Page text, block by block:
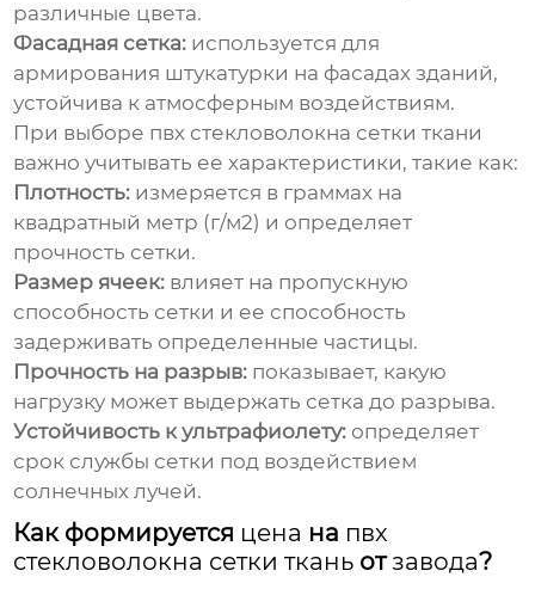
различные цвета.
Фасадная сетка: используется для
армирования штукатурки на фасадах зданий,
устойчива к атмосферным воздействиям.
При выборе пвх стекловолокна сетки ткани
важно учитывать ее характеристики, такие как:
Плотность: измеряется в граммах на
квадратный метр (г/м2) и определяет
прочность сетки.
Размер ячеек: влияет на пропускную
способность сетки и ее способность
задерживать определенные частицы.
Прочность на разрыв: показывает, какую
нагрузку может выдержать сетка до разрыва.
Устойчивость к ультрафиолету: определяет
срок службы сетки под воздействием
солнечных лучей.
Как формируется цена на пвх
стекловолокна сетки ткань отзавода?